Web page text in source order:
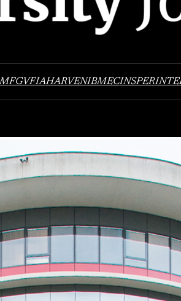
FGVFIAHARVENIBMECINSPER